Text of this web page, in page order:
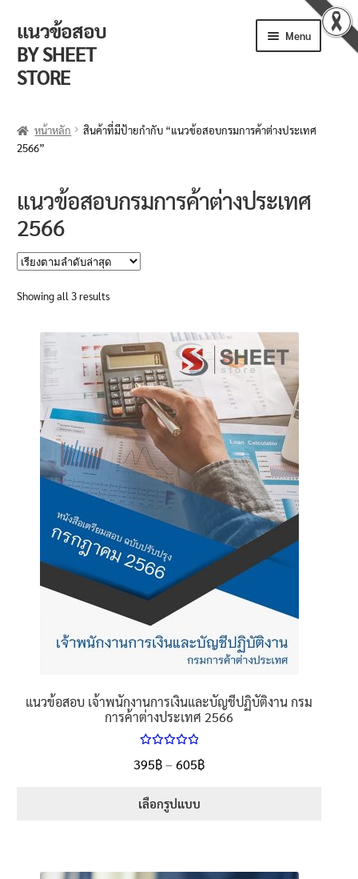
Skip
to
navigation
Skip
to
content
แนวข้อสอบ
BY SHEET
STORE
Menu
ตะกร้าสินค้า
วิธีการสั่งซื้อ
แจ้งชำระเงิน
รีวิวจากลูกค้า
ข่าวเปิดสอบงานราชการ
นโยบายคืนสินค้าและการจัดส่ง​
คำถามที่พบบ่อย
หน้าหลัก
สินค้าที่มีป้ายกำกับ “แนวข้อสอบกรมการค้าต่างประเทศ
2566”
แนวข้อสอบกรมการค้าต่างประเทศ
2566
Showing all 3 resultsSorted
แนวข้อสอบ เจ้าพนักงานการเงินและบัญชีปฏิบัติงาน กรม
การค้าต่างประเทศ 2566
5.00
ตั้งแต่
395฿– 605฿Price
เลือกรูปแบบ
has